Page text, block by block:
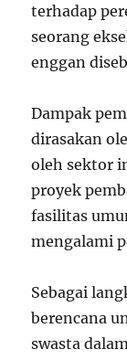
terhadap
seorang
enggan
Dampak
dirasakan
oleh sektor
proyek
fasilitas
mengalami
Sebagai
berencana
swasta